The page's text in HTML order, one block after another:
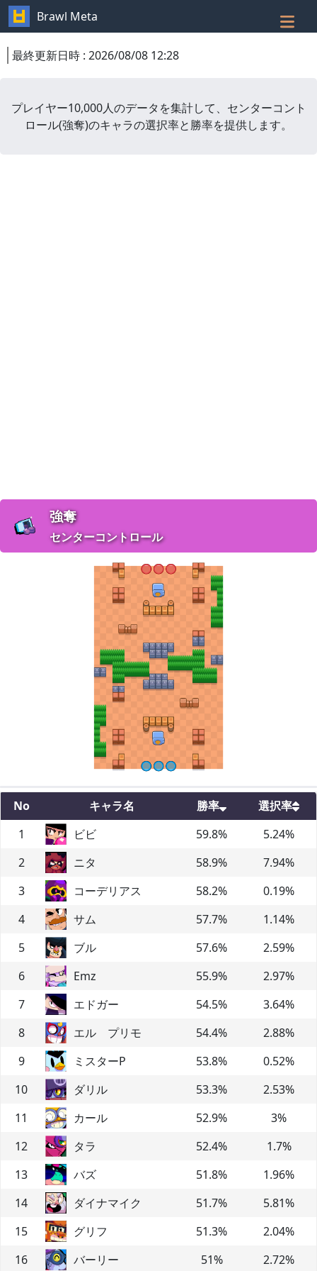
Brawl Meta
最終更新日時 : 2026/08/08 12:28
プレイヤー10,000人のデータを集計して、 センターコント
ロール(強奪)のキャラの選択率と勝率を提供します。
強奪
センターコントロール
No キャラ名 勝率
選択率
1
ビビ 59.8% 5.24%
2
ニタ 58.9% 7.94%
3
コーデリアス 58.2% 0.19%
4
サム 57.7% 1.14%
5
ブル 57.6% 2.59%
6
Emz 55.9% 2.97%
7
エドガー 54.5% 3.64%
8
エル プリモ 54.4% 2.88%
9
ミスターP 53.8% 0.52%
10
ダリル 53.3% 2.53%
11
カール 52.9% 3%
12
タラ 52.4% 1.7%
13
バズ 51.8% 1.96%
14
ダイナマイク 51.7% 5.81%
15
グリフ 51.3% 2.04%
16
バーリー 51% 2.72%